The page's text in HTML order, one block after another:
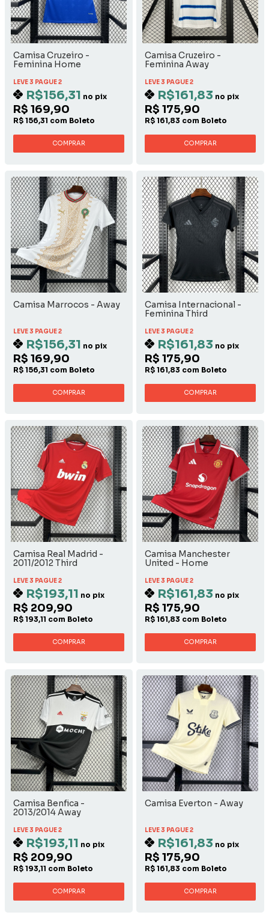
Camisa Cruzeiro -
Feminina Home
LEVE 3 PAGUE 2
R$156,31 no pix
R$ 169,90
R$ 156,31 com Boleto
COMPRAR
Camisa Cruzeiro -
Feminina Away
LEVE 3 PAGUE 2
R$161,83 no pix
R$ 175,90
R$ 161,83 com Boleto
COMPRAR
Camisa Marrocos - Away
LEVE 3 PAGUE 2
R$156,31 no pix
R$ 169,90
R$ 156,31 com Boleto
COMPRAR
Camisa Internacional -
Feminina Third
LEVE 3 PAGUE 2
R$161,83 no pix
R$ 175,90
R$ 161,83 com Boleto
COMPRAR
Camisa Real Madrid -
2011/2012 Third
LEVE 3 PAGUE 2
R$193,11 no pix
R$ 209,90
R$ 193,11 com Boleto
COMPRAR
Camisa Manchester
United - Home
LEVE 3 PAGUE 2
R$161,83 no pix
R$ 175,90
R$ 161,83 com Boleto
COMPRAR
Camisa Benfica -
2013/2014 Away
LEVE 3 PAGUE 2
R$193,11 no pix
R$ 209,90
R$ 193,11 com Boleto
COMPRAR
Camisa Everton - Away
LEVE 3 PAGUE 2
R$161,83 no pix
R$ 175,90
R$ 161,83 com Boleto
COMPRAR